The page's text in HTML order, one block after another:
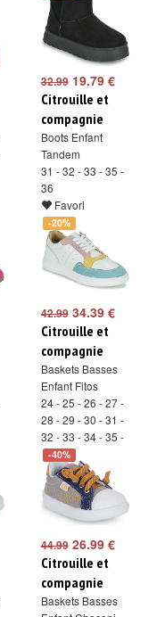
32.9919.79 €
Citrouille et
compagnie
Boots Enfant
Tandem
31 - 32 - 33 - 35 -
36
Favori
-20%
42.9934.39 €
Citrouille et
compagnie
Baskets Basses
Enfant Fitos
24 - 25 - 26 - 27 -
28 - 29 - 30 - 31 -
32 - 33 - 34 - 35 -
36 - 37 - 38
Favori
-40%
44.9926.99 €
Citrouille et
compagnie
Baskets Basses